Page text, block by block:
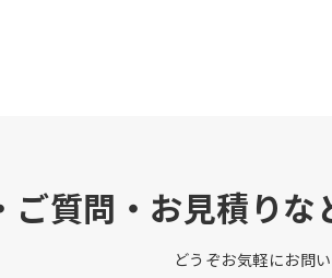
ご質問・お見積りな
どうぞお気軽にお問